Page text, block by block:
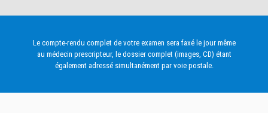
Le compte-rendu complet de votre examen sera faxé le jour même
au médecin prescripteur, le dossier complet (images, CD) étant
également adressé simultanément par voie postale.